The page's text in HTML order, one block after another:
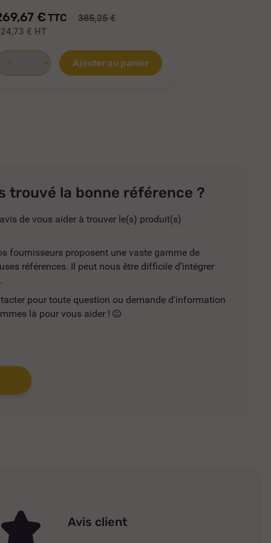
€TTC 385,25 €
€ HT
Ajouter au panier
trouvé la bonne référence ?
de vous aider à trouver le(s) produit(s)
fournisseurs proposent une vaste gamme de
références. Il peut nous être difficile d’intégrer
pour toute question ou demande d'information
là pour vous aider !
Avis client